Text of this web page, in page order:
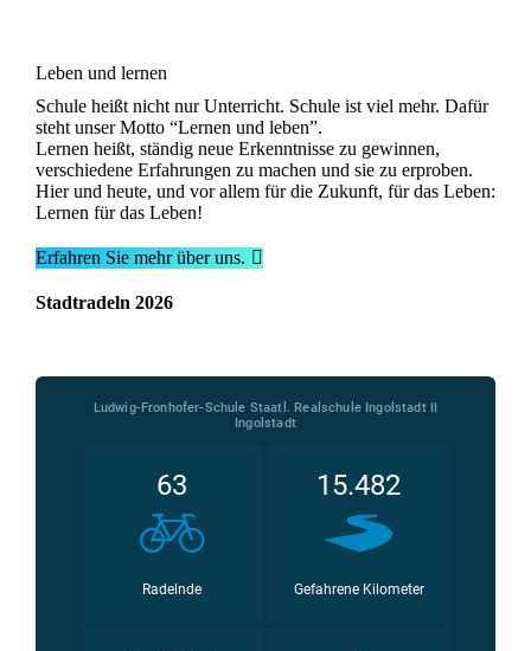
Leben und lernen
Schule heißt nicht nur Unterricht. Schule ist viel mehr. Dafür
steht unser Motto “Lernen und leben”.
Lernen heißt, ständig neue Erkenntnisse zu gewinnen,
verschiedene Erfahrungen zu machen und sie zu erproben.
Hier und heute, und vor allem für die Zukunft, für das Leben:
Lernen für das Leben!
Erfahren Sie mehr über uns.
Stadtradeln 2026